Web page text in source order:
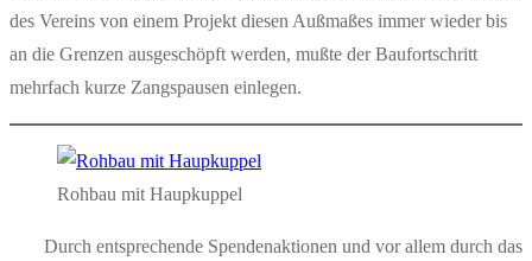
des Vereins von einem Projekt diesen Außmaßes immer wieder bis
an die Grenzen ausgeschöpft werden, mußte der Baufortschritt
mehrfach kurze Zangspausen einlegen.
Rohbau mit Haupkuppel
Durch entsprechende Spendenaktionen und vor allem durch das